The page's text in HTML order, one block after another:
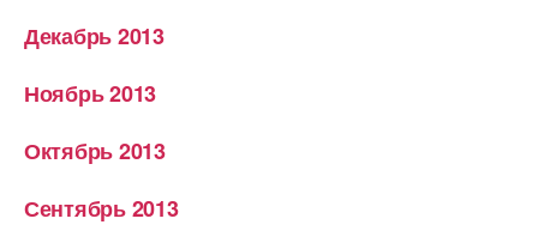
Декабрь 2013
Ноябрь 2013
Октябрь 2013
Сентябрь 2013